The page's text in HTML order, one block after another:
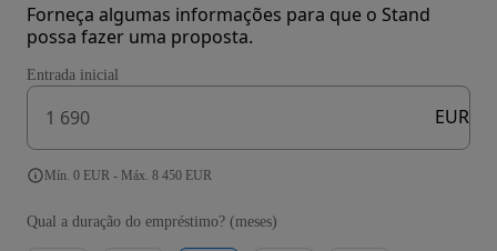
Forneça algumas informações para que o Stand
possa fazer uma proposta.
Entrada inicial
EUR
Mín. 0 EUR - Máx. 8 450 EUR
Qual a duração do empréstimo? (meses)